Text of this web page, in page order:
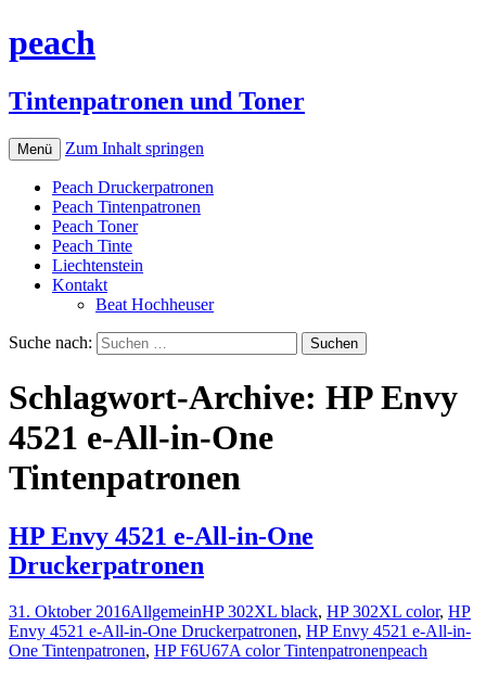
peach
Tintenpatronen und Toner
Menü Zum Inhalt springen
Peach Druckerpatronen
Peach Tintenpatronen
Peach Toner
Peach Tinte
Liechtenstein
Kontakt
Beat Hochheuser
Suche nach:
Schlagwort-Archive: HP Envy
4521 e-All-in-One
Tintenpatronen
HP Envy 4521 e-All-in-One
Druckerpatronen
31. Oktober 2016AllgemeinHP 302XL black, HP 302XL color, HP
Envy 4521 e-All-in-One Druckerpatronen, HP Envy 4521 e-All-in-
One Tintenpatronen, HP F6U67A color Tintenpatronenpeach